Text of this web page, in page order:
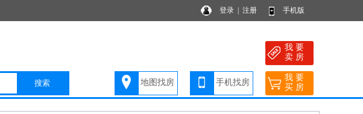
登录 注册 手机版
搜索 地图找房 手机找房
我 要
卖 房
我 要
买 房